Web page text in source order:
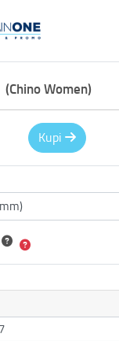
(Chino Women)
Kupi